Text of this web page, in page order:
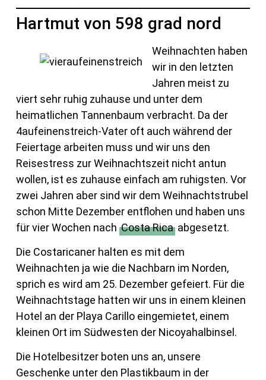
Hartmut von 598 grad nord
Weihnachten haben
wir in den letzten
Jahren meist zu
viert sehr ruhig zuhause und unter dem
heimatlichen Tannenbaum verbracht. Da der
4aufeinenstreich-Vater oft auch während der
Feiertage arbeiten muss und wir uns den
Reisestress zur Weihnachtszeit nicht antun
wollen, ist es zuhause einfach am ruhigsten. Vor
zwei Jahren aber sind wir dem Weihnachtstrubel
schon Mitte Dezember entflohen und haben uns
für vier Wochen nach Costa Ricaabgesetzt.
Die Costaricaner halten es mit dem
Weihnachten ja wie die Nachbarn im Norden,
sprich es wird am 25. Dezember gefeiert. Für die
Weihnachtstage hatten wir uns in einem kleinen
Hotel an der Playa Carillo eingemietet, einem
kleinen Ort im Südwesten der Nicoyahalbinsel.
Die Hotelbesitzer boten uns an, unsere
Geschenke unter den Plastikbaum in der